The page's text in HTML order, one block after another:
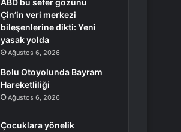
ABD bu sefer gözünü
Çin’in veri merkezi
bileşenlerine dikti: Yeni
yasak yolda
Ağustos 6, 2026
Bolu Otoyolunda Bayram
Hareketliliği
Ağustos 6, 2026
Çocuklara yönelik